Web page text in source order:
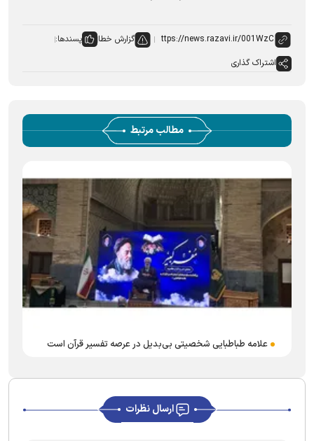
گزارش خطا
پسندها:
اشتراک گذاری
مطالب مرتبط
علامه طباطبایی شخصیتی بی‌بدیل در عرصه تفسیر قرآن است
ارسال نظرات